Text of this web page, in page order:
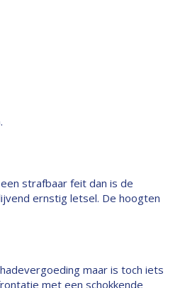
strafbaar feit dan is de
ernstig letsel. De hoogten
maar is toch iets
met een schokkende